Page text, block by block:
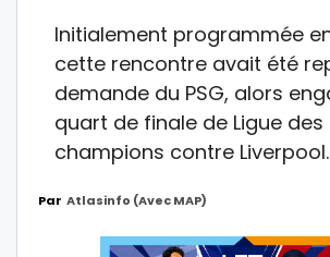
Initialement programmée
cette rencontre avait été
demande du PSG, alors
quart de finale de Ligue des
champions contre Liverpool.
Par Atlasinfo (avec MAP)